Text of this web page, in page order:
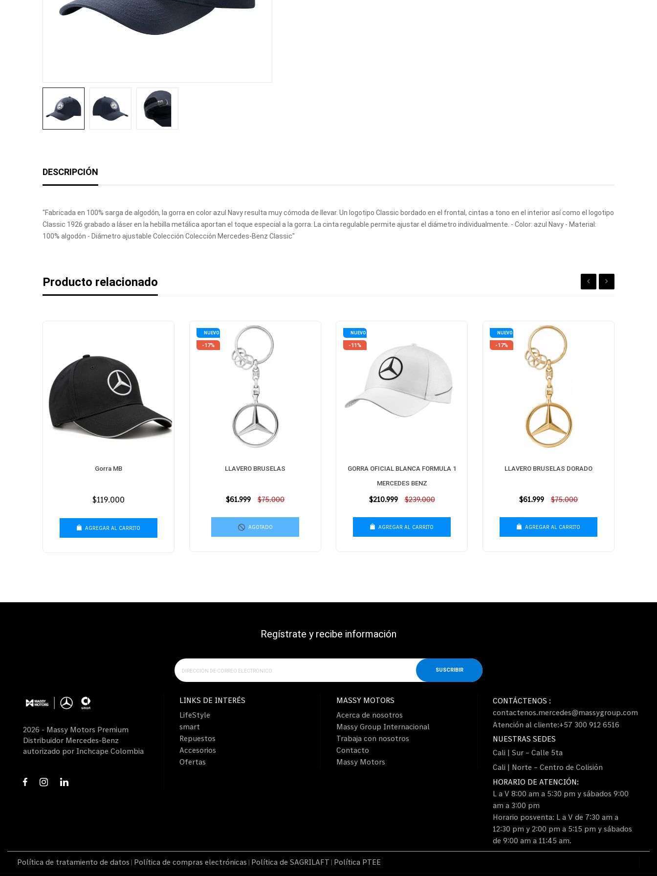
DESCRIPCIÓN
"Fabricada en 100% sarga de algodón, la gorra en color azul Navy resulta muy cómoda de llevar. Un logotipo Classic bordado en el frontal, cintas a tono en el interior así como el logotipo
Classic 1926 grabado a láser en la hebilla metálica aportan el toque especial a la gorra. La cinta regulable permite ajustar el diámetro individualmente. - Color: azul Navy - Material:
100% algodón - Diámetro ajustable Colección Colección Mercedes-Benz Classic"
Producto relacionado
Gorra MB
Precio
$119.000
AGREGAR AL CARRITO
NUEVO
-17%
LLAVERO BRUSELAS
Precio
$61.999 $75.000
AGOTADO
NUEVO
-11%
GORRA OFICIAL BLANCA FORMULA 1
MERCEDES BENZ
Precio
$210.999 $239.000
AGREGAR AL CARRITO
NUEVO
-17%
LLAVERO BRUSELAS DORADO
Precio
$61.999 $75.000
AGREGAR AL CARRITO
Regístrate y recibe información
SUSCRIBIR
2026 - Massy Motors Premium
Distribuidor Mercedes-Benz
autorizado por Inchcape Colombia
LINKS DE INTERÉS
LifeStyle
smart
Repuestos
Accesorios
Ofertas
MASSY MOTORS
Acerca de nosotros
Massy Group Internacional
Trabaja con nosotros
Contacto
Massy Motors
CONTÁCTENOS :
contactenos.mercedes@massygroup.com
Atención al cliente:+57 300 912 6516
NUESTRAS SEDES
Cali | Sur – Calle 5ta
Cali | Norte – Centro de Colisión
HORARIO DE ATENCIÓN:
L a V 8:00 am a 5:30 pm y sábados 9:00
am a 3:00 pm
Horario posventa: L a V de 7:30 am a
12:30 pm y 2:00 pm a 5:15 pm y sábados
de 9:00 am a 11:45 am.
Política de tratamiento de datos | Política de compras electrónicas | Política de SAGRILAFT | Política PTEE